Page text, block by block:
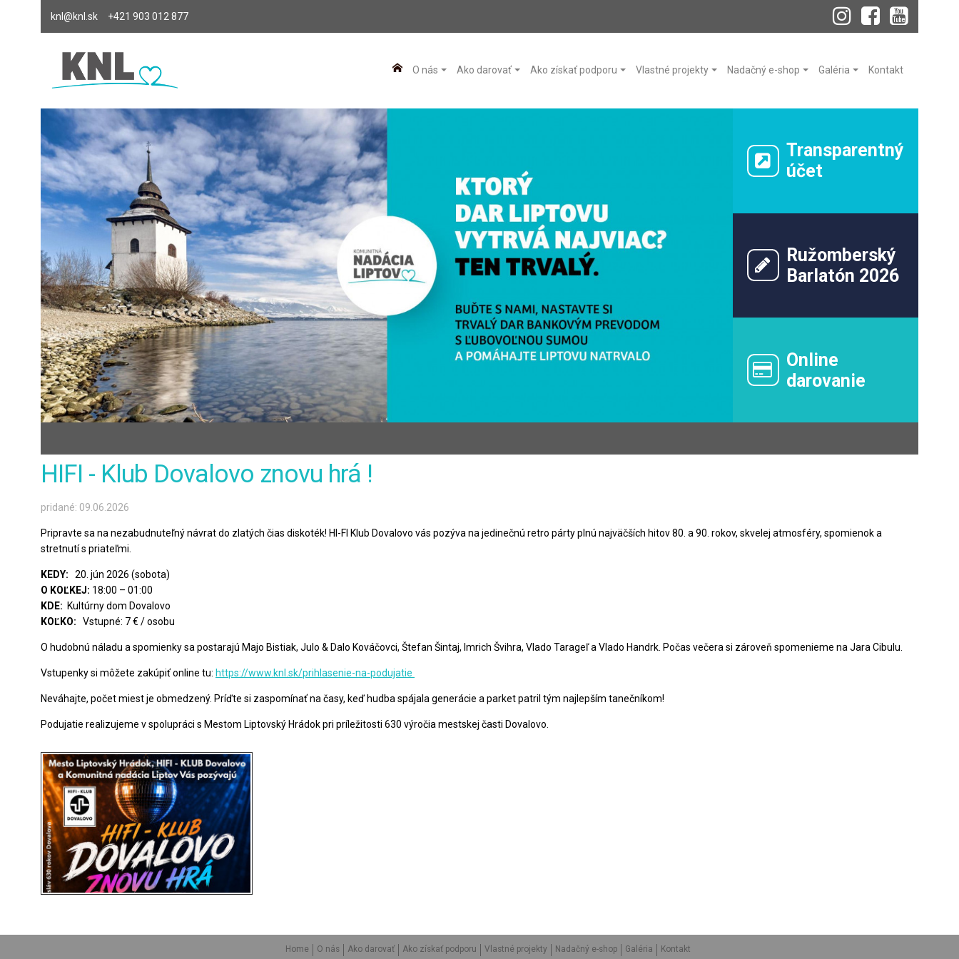
knl@knl.sk +421 903 012 877
O nás Ako darovať Ako získať podporu Vlastné projekty Nadačný e-shop Galéria Kontakt
Transparentný
účet
Ružomberský
Barlatón 2026
Online
darovanie
HIFI - Klub Dovalovo znovu hrá !
pridané: 09.06.2026
Pripravte sa na nezabudnuteľný návrat do zlatých čias diskoték! HI-FI Klub Dovalovo vás pozýva na jedinečnú retro párty plnú najväčších hitov 80. a 90. rokov, skvelej atmosféry, spomienok a
stretnutí s priateľmi.
KEDY: 20. jún 2026 (sobota)
O KOĽKEJ: 18:00 – 01:00
KDE: Kultúrny dom Dovalovo
KOĽKO: Vstupné: 7 € / osobu
O hudobnú náladu a spomienky sa postarajú Majo Bistiak, Julo & Dalo Kováčovci, Štefan Šintaj, Imrich Švihra, Vlado Tarageľ a Vlado Handrk. Počas večera si zároveň spomenieme na Jara Cibulu.
Vstupenky si môžete zakúpiť online tu: https://www.knl.sk/prihlasenie-na-podujatie
Neváhajte, počet miest je obmedzený. Príďte si zaspomínať na časy, keď hudba spájala generácie a parket patril tým najlepším tanečníkom!
Podujatie realizujeme v spolupráci s Mestom Liptovský Hrádok pri príležitosti 630 výročia mestskej časti Dovalovo.
Home O nás Ako darovať Ako získať podporu Vlastné projekty Nadačný e-shop Galéria Kontakt